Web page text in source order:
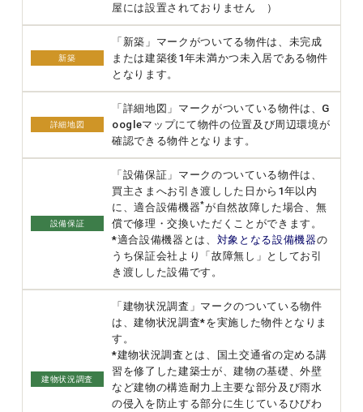
屋には設置されておりません ）
新築
「新築」マークがついてる物件は、未完成
または建築後1年未満かつ未入居である物件
となります。
詳細地図
「詳細地図」マークがついている物件は、G
oogleマップにて物件の位置及び周辺環境が
確認できる物件となります。
設備保証
「設備保証」マークのついている物件は、
買主さまへお引き渡しした日から1年以内
に、適合設備機器*が自然故障した場合、無
償で修理・交換いただくことができます。
*適合設備機器とは、 対象となる設備機器の
うち保証会社より「故障無し」としてお引
き渡しした設備です。
建物状況調査
「建物状況調査」マークのついている物件
は、建物状況調査*を実施した物件となりま
す。
*建物状況調査とは、国土交通省の定める講
習を修了した建築士が、建物の基礎、外壁
など建物の構造耐力上主要な部分及び雨水
の侵入を防止する部分に生じているひびわ